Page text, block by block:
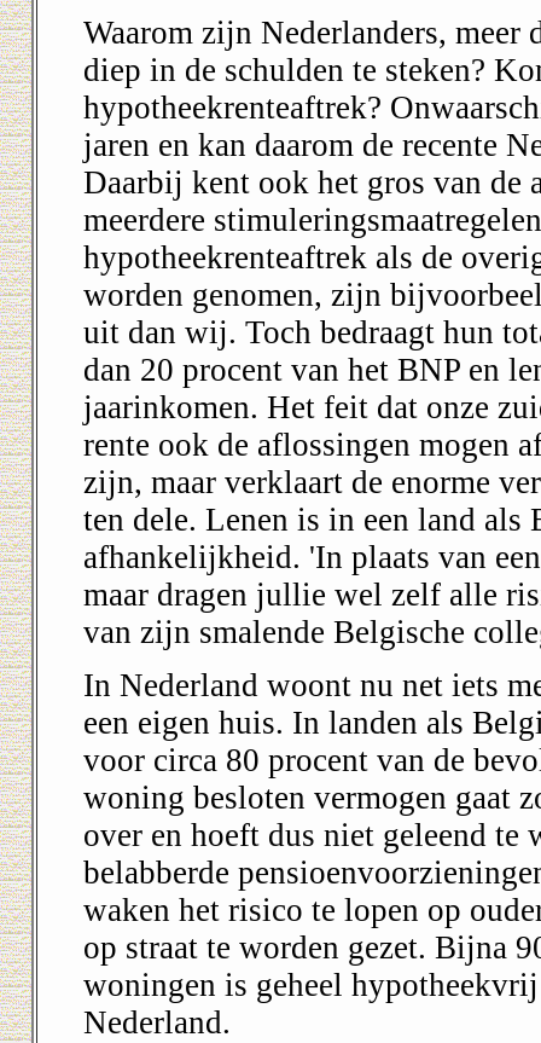
Waarom zijn Nederlanders, meer
diep in de schulden te steken?
hypotheekrenteaftrek?
jaren en kan daarom de recente
Daarbij kent ook het gros van de
meerdere
hypotheekrenteaftrek als de
worden genomen, zijn
uit dan wij. Toch bedraagt hun
dan 20 procent van het BNP en
jaarinkomen. Het feit dat onze
rente ook de aflossingen mogen
zijn, maar verklaart de enorme
ten dele. Lenen is in een land
afhankelijkheid. 'In plaats van
maar dragen jullie wel zelf alle
van zijn smalende Belgische
In Nederland woont nu net iets
een eigen huis. In landen als
voor circa 80 procent van de
woning besloten vermogen gaat
over en hoeft dus niet geleend
belabberde
waken het risico te lopen op
op straat te worden gezet. Bijna
woningen is geheel
Nederland.